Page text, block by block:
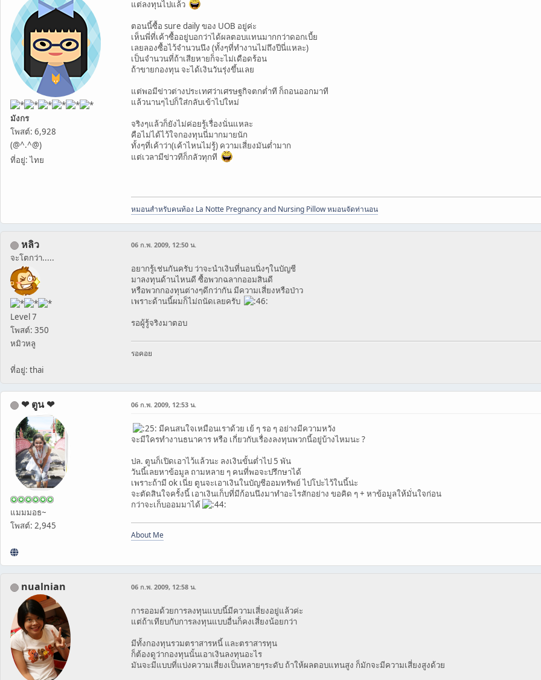
มังกร
โพสต์: 6,928
(@^.^@)
ที่อยู่: ไทย
แต่ลงทุนไปแล้ว
ตอนนี้ซื้อ sure daily ของ UOB อยู่ค่ะ
เห็นพี่ที่เค้าซื้ออยู่บอกว่าได้ผลตอบแทนมากกว่าดอกเบี้ย
เลยลองซื้อไว้จำนวนนึง (ทั้งๆที่ทำงานไม่ถึงปีนี่แหละ)
เป็นจำนวนที่ถ้าเสียหายก็จะไม่เดือดร้อน
ถ้าขายกองทุน จะได้เงินวันรุ่งขึ้นเลย
แต่พอมีข่าวต่างประเทศว่าเศรษฐกิจตกต่ำที ก็ถอนออกมาที
แล้วนานๆไปก็ใส่กลับเข้าไปใหม่
จริงๆแล้วก็ยังไม่ค่อยรู้เรื่องนั่นแหละ
คือไม่ได้ไว้ใจกองทุนนี่มากมายนัก
ทั้งๆที่เค้าว่า(เค้าไหนไม่รู้) ความเสี่ยงมันต่ำมาก
แต่เวลามีข่าวทีก็กลัวทุกที
หมอนสำหรับคนท้อง La Notte Pregnancy and Nursing Pillow หมอนจัดท่านอน
หลิว
จะโตกว่า.....
Level 7
โพสต์: 350
หมิวหลู
ที่อยู่: thai
06 ก.พ. 2009, 12:50 น.
อยากรู้เช่นกันครับ ว่าจะนำเงินที่นอนนิ่งๆในบัญชี
มาลงทุนด้านไหนดี ซื้อพวกฉลากออมสินดี
หรือพวกกองทุนต่างๆดีกว่ากัน มีความเสี่ยงหรือป่าว
เพราะด้านนี้ผมก็ไม่ถนัดเลยครับ
รอผู้รู้จริงมาตอบ
รอคอย
❤ ตูน ❤
แมมมอธ~
โพสต์: 2,945
06 ก.พ. 2009, 12:53 น.
มีคนสนใจเหมือนเราด้วย เย้ ๆ รอ ๆ อย่างมีความหวัง
จะมีใครทำงานธนาคาร หรือ เกี่ยวกับเรื่องลงทุนพวกนี้อยู่บ้างไหมนะ ?
ปล. ตูนก็เปิดเอาไว้แล้วนะ ลงเงินขั้นต่ำไป 5 พัน
วันนี้เลยหาข้อมูล ถามหลาย ๆ คนที่พอจะปรึกษาได้
เพราะถ้ามี ok เนี่ย ตูนจะเอาเงินในบัญชีออมทรัพย์ ไปโปะไว้ในนี้น่ะ
จะตัดสินใจครั้งนี้ เอาเงินเก็บที่มีก้อนนึงมาทำอะไรสักอย่าง ขอคิด ๆ + หาข้อมูลให้มั่นใจก่อน
กว่าจะเก็บออมมาได้
About Me
nualnian 06 ก.พ. 2009, 12:58 น.
การออมด้วยการลงทุนแบบนี้มีความเสี่ยงอยู่แล้วค่ะ
แต่ถ้าเทียบกับการลงทุนแบบอื่นก็คงเสี่ยงน้อยกว่า
มีทั้งกองทุนรวมตราสารหนี้ และตราสารทุน
ก็ต้องดูว่ากองทุนนั้นเอาเงินลงทุนอะไร
มันจะมีแบบที่แบ่งความเสี่ยงเป็นหลายๆระดับ ถ้าให้ผลตอบแทนสูง ก็มักจะมีความเสี่ยงสูงด้วย